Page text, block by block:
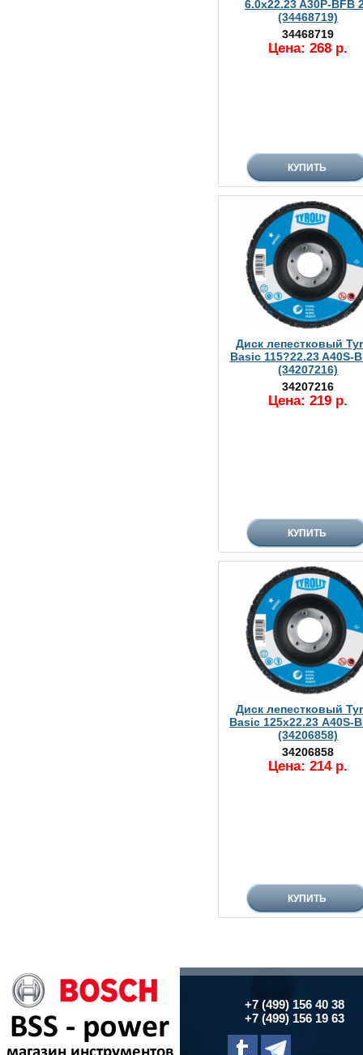
6.0x22.23 A30P-BFB
(34468719)
34468719
Цена: 268 р.
Диск лепестковый
Basic 115?22.23 A40S-
(34207216)
34207216
Цена: 219 р.
Диск лепестковый
Basic 125х22.23 A40S-
(34206858)
34206858
Цена: 214 р.
+7 (499) 156 40 38
+7 (499) 156 19 63